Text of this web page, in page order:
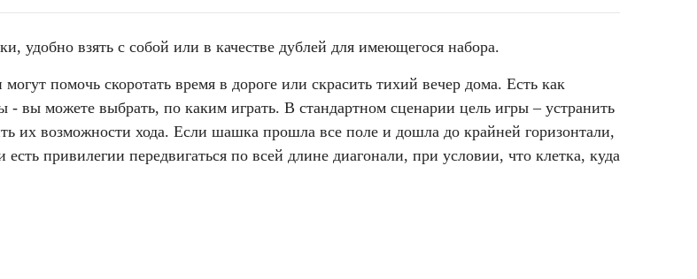
удобно взять с собой или в качестве дублей для имеющегося набора.
помочь скоротать время в дороге или скрасить тихий вечер дома. Есть как
вы можете выбрать, по каким играть. В стандартном сценарии цель игры – устранить
их возможности хода. Если шашка прошла все поле и дошла до крайней горизонтали,
привилегии передвигаться по всей длине диагонали, при условии, что клетка, куда